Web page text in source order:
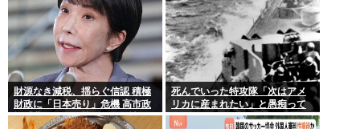
財源なき減税、揺らぐ信認 積極
財政に「日本売り」危機 高市政
権「悲願」に固執〔深層探訪〕
死んでいった特攻隊「次はアメ
リカに産まれたい」と愚痴って
いた